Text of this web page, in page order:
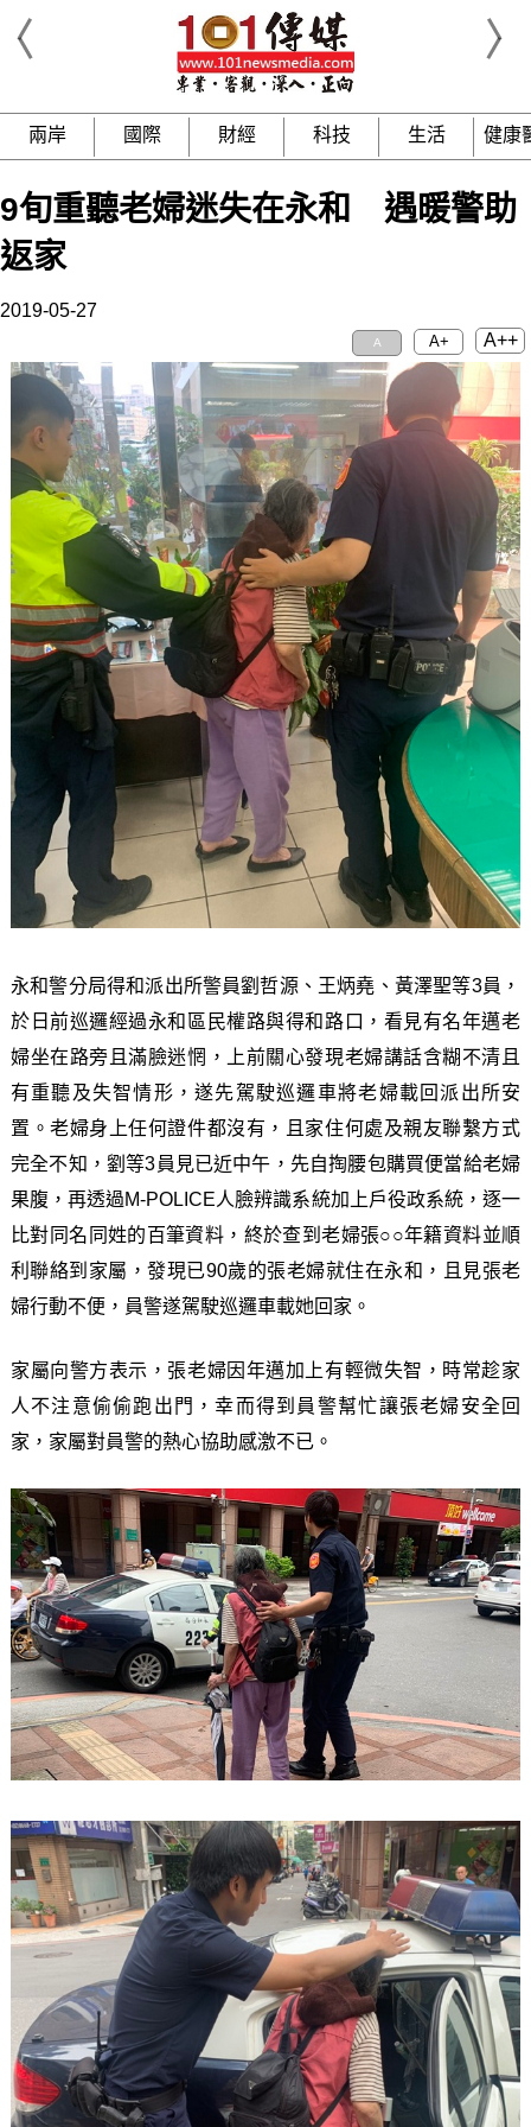
兩岸 國際 財經 科技 生活 健康
9旬重聽老婦迷失在永和 遇暖警助
返家
2019-05-27
A A+ A++
永和警分局得和派出所警員劉哲源、王炳堯、黃澤聖等3員，
於日前巡邏經過永和區民權路與得和路口，看見有名年邁老
婦坐在路旁且滿臉迷惘，上前關心發現老婦講話含糊不清且
有重聽及失智情形，遂先駕駛巡邏車將老婦載回派出所安
置。老婦身上任何證件都沒有，且家住何處及親友聯繫方式
完全不知，劉等3員見已近中午，先自掏腰包購買便當給老婦
果腹，再透過M-POLICE人臉辨識系統加上戶役政系統，逐一
比對同名同姓的百筆資料，終於查到老婦張○○年籍資料並順
利聯絡到家屬，發現已90歲的張老婦就住在永和，且見張老
婦行動不便，員警遂駕駛巡邏車載她回家。
家屬向警方表示，張老婦因年邁加上有輕微失智，時常趁家
人不注意偷偷跑出門，幸而得到員警幫忙讓張老婦安全回
家，家屬對員警的熱心協助感激不已。